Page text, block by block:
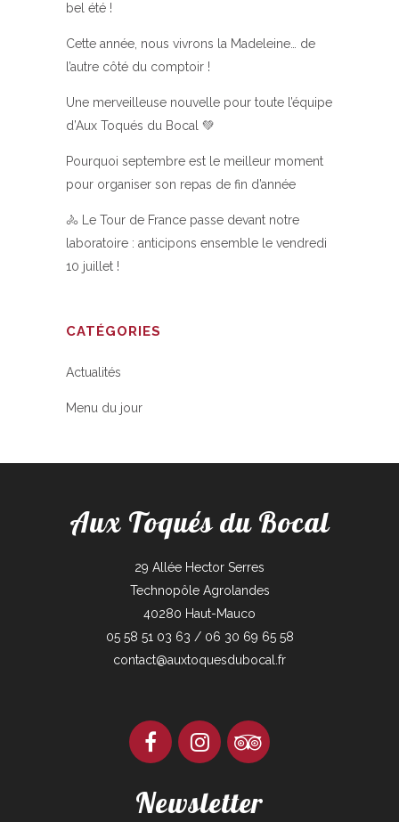
bel été !
Cette année, nous vivrons la Madeleine… de
l’autre côté du comptoir !
Une merveilleuse nouvelle pour toute l’équipe
d’Aux Toqués du Bocal 💚
Pourquoi septembre est le meilleur moment
pour organiser son repas de fin d’année
🚴 Le Tour de France passe devant notre
laboratoire : anticipons ensemble le vendredi
10 juillet !
CATÉGORIES
Actualités
Menu du jour
Aux Toqués du Bocal
29 Allée Hector Serres
Technopôle Agrolandes
40280 Haut-Mauco
05 58 51 03 63 / 06 30 69 65 58
contact@auxtoquesdubocal.fr
Newsletter